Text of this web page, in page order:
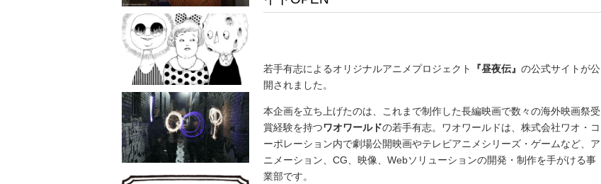
若手有志によるオリジナルアニメプロジェクト 『昼夜伝』 の公式サイトが公
開されました。
本企画を立ち上げたのは、 これまで制作した長編映画で数々の海外映画祭受
賞経験を持つワオワールドの若手有志。ワオワールドは、株式会社ワオ・コ
ーポレーション内で劇場公開映画やテレビアニメシリーズ・ゲームなど、 ア
ニメーション、CG、映像、Webソリューションの開発・制作を手がける事
業部です。